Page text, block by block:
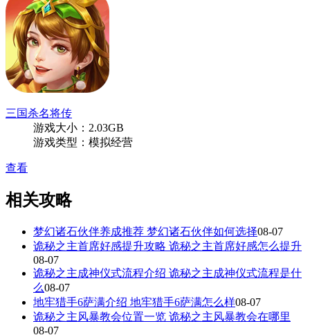
三国杀名将传
游戏大小：2.03GB
游戏类型：模拟经营
查看
相关攻略
梦幻诸石伙伴养成推荐 梦幻诸石伙伴如何选择08-07
诡秘之主首席好感提升攻略 诡秘之主首席好感怎么提升
08-07
诡秘之主成神仪式流程介绍 诡秘之主成神仪式流程是什
么08-07
地牢猎手6萨满介绍 地牢猎手6萨满怎么样08-07
诡秘之主风暴教会位置一览 诡秘之主风暴教会在哪里
08-07